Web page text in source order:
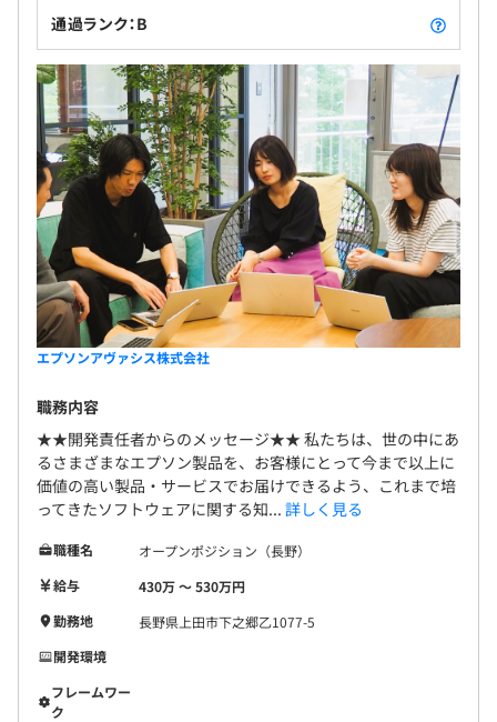
通過ランク：B
エプソンアヴァシス株式会社
職務内容
★★開発責任者からのメッセージ★★ 私たちは、世の中にあ
るさまざまなエプソン製品を、お客様にとって今まで以上に
価値の高い製品・サービスでお届けできるよう、これまで培
ってきたソフトウェアに関する知... 詳しく見る
職種名
オープンポジション（長野）
給与
430万 〜 530万円
勤務地
長野県上田市下之郷乙1077-5
開発環境
フレームワー
ク